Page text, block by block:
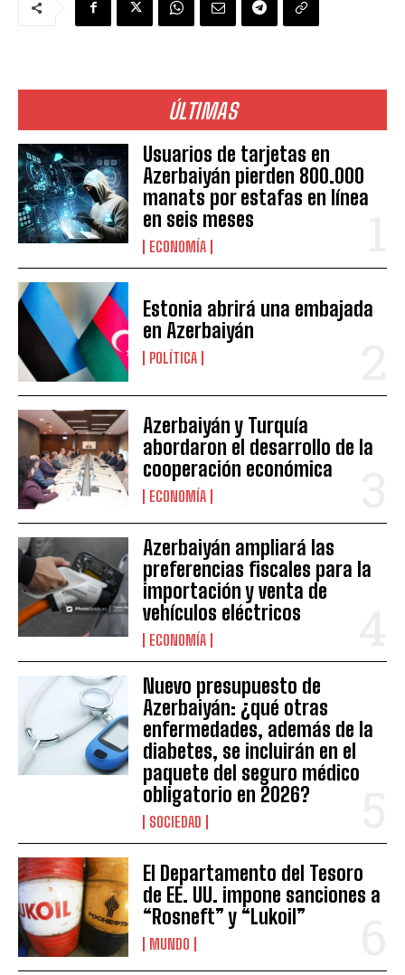
ÚLTIMAS
Usuarios de tarjetas en
Azerbaiyán pierden 800.000
manats por estafas en línea
en seis meses
ECONOMÍA
Estonia abrirá una embajada
en Azerbaiyán
POLÍTICA
Azerbaiyán y Turquía
abordaron el desarrollo de la
cooperación económica
ECONOMÍA
Azerbaiyán ampliará las
preferencias fiscales para la
importación y venta de
vehículos eléctricos
ECONOMÍA
Nuevo presupuesto de
Azerbaiyán: ¿qué otras
enfermedades, además de la
diabetes, se incluirán en el
paquete del seguro médico
obligatorio en 2026?
SOCIEDAD
El Departamento del Tesoro
de EE. UU. impone sanciones a
“Rosneft” y “Lukoil”
MUNDO